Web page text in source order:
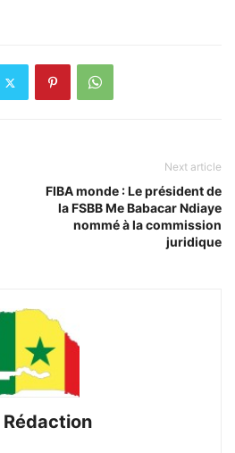
Next article
FIBA monde : Le président de
la FSBB Me Babacar Ndiaye
nommé à la commission
juridique
Rédaction